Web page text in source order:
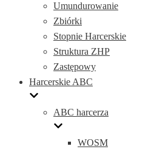
Umundurowanie
Zbiórki
Stopnie Harcerskie
Struktura ZHP
Zastępowy
Harcerskie ABC
ABC harcerza
WOSM